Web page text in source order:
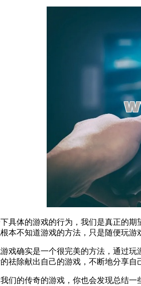
具体的游戏的行为，我们是真正的
本不知道游戏的方法，只是随便玩游
戏确实是一个很完美的方法，通过
祛除献出自己的游戏，不断地分享自
们的传奇的游戏，你也会发现总结